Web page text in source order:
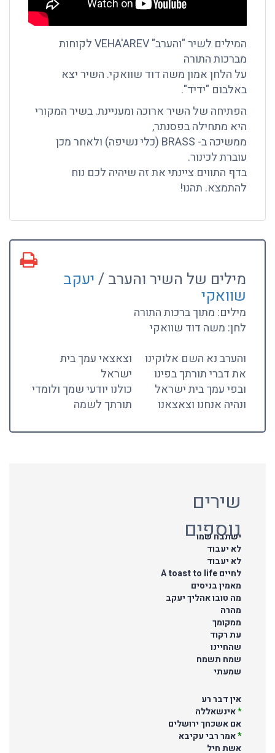
המילים לשיר "והערב" VEHA'AREV לקוחות
מברכות התורה
על הלחן אמון משה דוד שוואקי. השיר יצא
באלבום "ידיד".
הפתיחה של השיר ארוכה ומעניינת. בשיר המקורי
היא מתחילה בפסנתר,
ממשיכה ב- BRASS (כלי נשיפה) ולאחר מכן
עוברת לכינור.
בדף התווים ציינתי את זה שיהיה לכם נוח
להתמצא. תהנו!
מילים של השיר והערב /יעקב
שוואקי
מילים: מתוך ברכות התורה
לחן: משה דוד שוואקי
והערב נא השם אלוקינו
את דברי תורתך בפינו
ובפי עמך בית ישראל
ונהיה אנחנו וצאצאנו
וצאצאי עמך בית
ישראל
כולנו יודעי שמך ולומדי
תורתך לשמה
שירים
נוספים
ישתבח שמו
לא יעבוד
לא יעבוד
לחיים A toast to life
מאמין בניסים
מה טובו אהליך יעקב
מהרה
ממקומך
עת רקוד
שהחיינו
שמח תשמח
שמעתי
אין דבר רע
*אינשאללה
אם אשכחך ירושלים
*אמר רבי עקיבא
אשת חיל